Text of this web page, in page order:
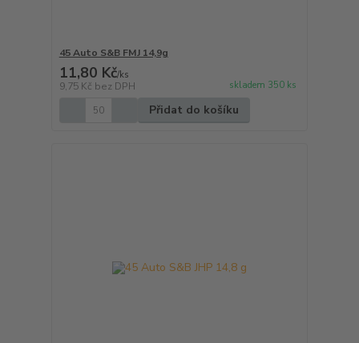
45 Auto S&B FMJ 14,9g
11,80 Kč/ks
9,75 Kč bez DPH skladem 350 ks
Přidat do košíku